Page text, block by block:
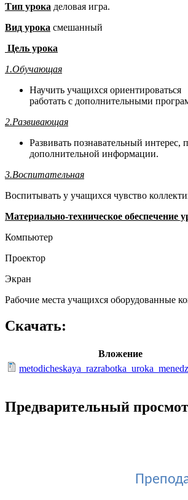
Тип урока деловая игра.
Вид урока смешанный
Цель урока
1.Обучающая
Научить учащихся ориентироваться
работать с дополнительными
2.Развивающая
Развивать познавательный
дополнительной информации.
3.Воспитательная
Воспитывать у учащихся чувство
Материально-техническое обеспечение
Компьютер
Проектор
Экран
Рабочие места учащихся оборудованные
Скачать:
Вложение
Предварительный